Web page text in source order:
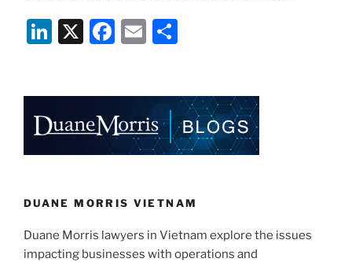
Li
dI
n
X
F
b
o
k
E
e
DUANE MORRIS VIETNAM
Duane Morris lawyers in Vietnam explore the issues
impacting businesses with operations and